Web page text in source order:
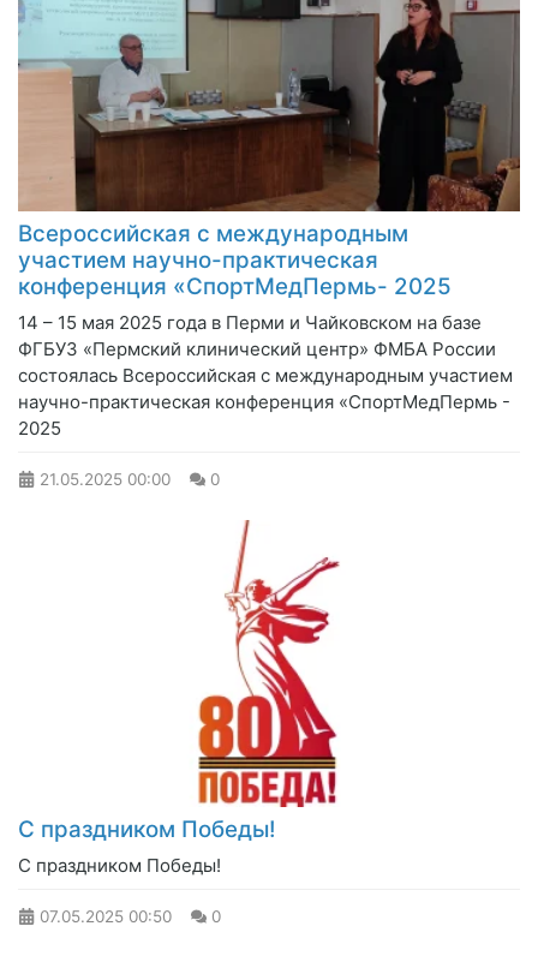
Всероссийская с международным
участием научно-практическая
конференция «СпортМедПермь- 2025
14 – 15 мая 2025 года в Перми и Чайковском на базе
ФГБУЗ «Пермский клинический центр» ФМБА России
состоялась Всероссийская с международным участием
научно-практическая конференция «СпортМедПермь -
2025
21.05.2025 00:00 0
С праздником Победы!
С праздником Победы!
07.05.2025 00:50 0